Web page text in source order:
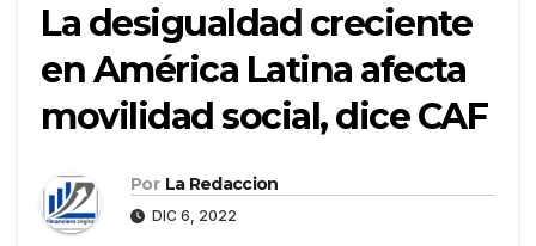
La desigualdad creciente
en América Latina afecta
movilidad social, dice CAF
Por La Redaccion
DIC 6, 2022